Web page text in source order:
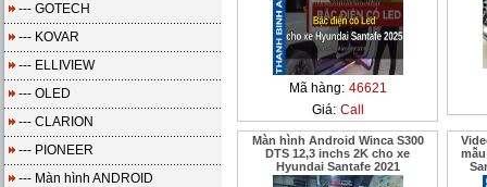
--- GOTECH
--- KOVAR
--- ELLIVIEW
--- OLED
--- CLARION
--- PIONEER
--- Màn hình ANDROID
Mã hàng: 46621
Giá: Call
Màn hình Android Winca S300
DTS 12,3 inchs 2K cho xe
Hyundai Santafe 2021